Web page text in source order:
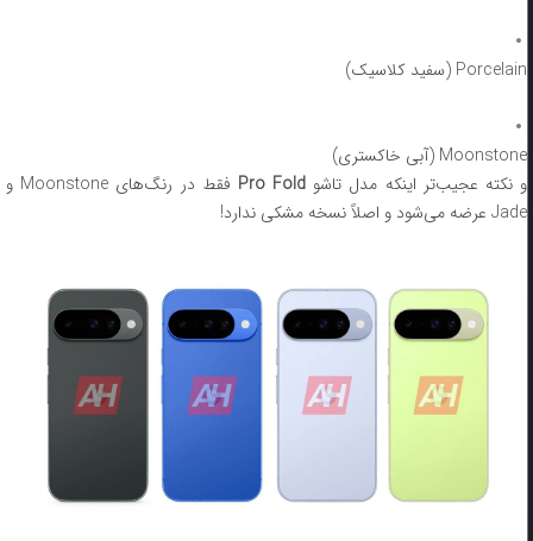
Porcelain (سفید کلاسیک)
Moonstone (آبی خاکستری)
و نکته عجیب‌تر اینکه مدل تاشو Pro Fold
فقط در رنگ‌های Moonstone و
Jade عرضه می‌شود و اصلاً نسخه مشکی ندارد!